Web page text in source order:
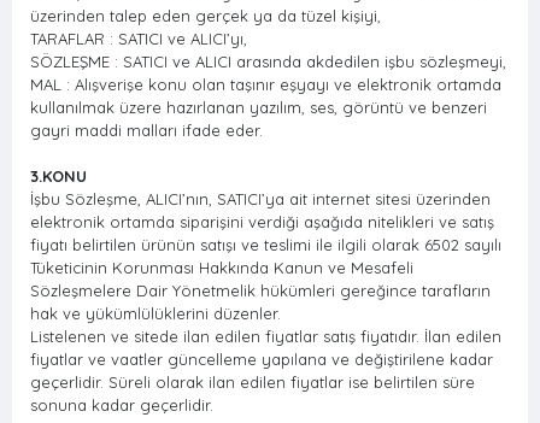
üzerinden talep eden gerçek ya da tüzel kişiyi,
TARAFLAR : SATICI ve ALICI’yı,
SÖZLEŞME : SATICI ve ALICI arasında akdedilen işbu sözleşmeyi,
MAL : Alışverişe konu olan taşınır eşyayı ve elektronik ortamda
kullanılmak üzere hazırlanan yazılım, ses, görüntü ve benzeri
gayri maddi malları ifade eder.
3.KONU
İşbu Sözleşme, ALICI’nın, SATICI’ya ait internet sitesi üzerinden
elektronik ortamda siparişini verdiği aşağıda nitelikleri ve satış
fiyatı belirtilen ürünün satışı ve teslimi ile ilgili olarak 6502 sayılı
Tüketicinin Korunması Hakkında Kanun ve Mesafeli
Sözleşmelere Dair Yönetmelik hükümleri gereğince tarafların
hak ve yükümlülüklerini düzenler.
Listelenen ve sitede ilan edilen fiyatlar satış fiyatıdır. İlan edilen
fiyatlar ve vaatler güncelleme yapılana ve değiştirilene kadar
geçerlidir. Süreli olarak ilan edilen fiyatlar ise belirtilen süre
sonuna kadar geçerlidir.